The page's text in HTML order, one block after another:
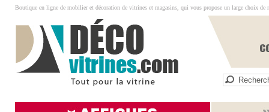
Boutique en ligne de mobilier et décoration de vitrines et magasins, qui vous propose un large choix de